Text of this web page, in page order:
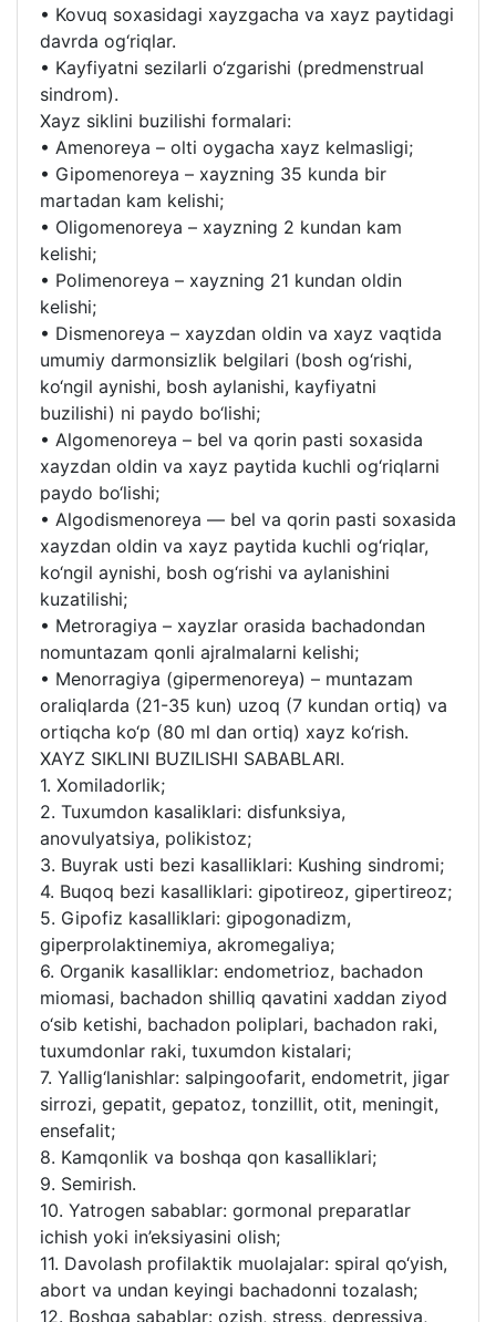
• Kovuq soxasidagi xayzgacha va xayz paytidagi
davrda og‘riqlar.
• Kayfiyatni sezilarli o‘zgarishi (predmenstrual
sindrom).
Xayz siklini buzilishi formalari:
• Amenoreya – olti oygacha xayz kelmasligi;
• Gipomenoreya – xayzning 35 kunda bir
martadan kam kelishi;
• Oligomenoreya – xayzning 2 kundan kam
kelishi;
• Polimenoreya – xayzning 21 kundan oldin
kelishi;
• Dismenoreya – xayzdan oldin va xayz vaqtida
umumiy darmonsizlik belgilari (bosh og‘rishi,
ko‘ngil aynishi, bosh aylanishi, kayfiyatni
buzilishi) ni paydo bo‘lishi;
• Algomenoreya – bel va qorin pasti soxasida
xayzdan oldin va xayz paytida kuchli og‘riqlarni
paydo bo‘lishi;
• Algodismenoreya — bel va qorin pasti soxasida
xayzdan oldin va xayz paytida kuchli og‘riqlar,
ko‘ngil aynishi, bosh og‘rishi va aylanishini
kuzatilishi;
• Metroragiya – xayzlar orasida bachadondan
nomuntazam qonli ajralmalarni kelishi;
• Menorragiya (gipermenoreya) – muntazam
oraliqlarda (21-35 kun) uzoq (7 kundan ortiq) va
ortiqcha ko‘p (80 ml dan ortiq) xayz ko‘rish.
XAYZ SIKLINI BUZILISHI SABABLARI.
1. Xomiladorlik;
2. Tuxumdon kasaliklari: disfunksiya,
anovulyatsiya, polikistoz;
3. Buyrak usti bezi kasalliklari: Kushing sindromi;
4. Buqoq bezi kasalliklari: gipotireoz, gipertireoz;
5. Gipofiz kasalliklari: gipogonadizm,
giperprolaktinemiya, akromegaliya;
6. Organik kasalliklar: endometrioz, bachadon
miomasi, bachadon shilliq qavatini xaddan ziyod
o‘sib ketishi, bachadon poliplari, bachadon raki,
tuxumdonlar raki, tuxumdon kistalari;
7. Yallig‘lanishlar: salpingoofarit, endometrit, jigar
sirrozi, gepatit, gepatoz, tonzillit, otit, meningit,
ensefalit;
8. Kamqonlik va boshqa qon kasalliklari;
9. Semirish.
10. Yatrogen sabablar: gormonal preparatlar
ichish yoki in’eksiyasini olish;
11. Davolash profilaktik muolajalar: spiral qo‘yish,
abort va undan keyingi bachadonni tozalash;
12. Boshqa sabablar: ozish, stress, depressiya,